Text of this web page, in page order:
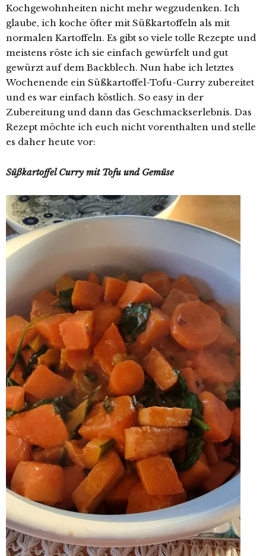
Kochgewohnheiten nicht mehr wegzudenken. Ich
glaube, ich koche öfter mit Süßkartoffeln als mit
normalen Kartoffeln. Es gibt so viele tolle Rezepte und
meistens röste ich sie einfach gewürfelt und gut
gewürzt auf dem Backblech. Nun habe ich letztes
Wochenende ein Süßkartoffel-Tofu-Curry zubereitet
und es war einfach köstlich. So easy in der
Zubereitung und dann das Geschmackserlebnis. Das
Rezept möchte ich euch nicht vorenthalten und stelle
es daher heute vor:
Süßkartoffel Curry mit Tofu und Gemüse